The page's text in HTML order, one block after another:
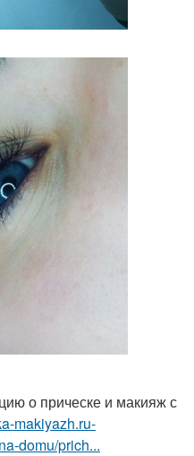
о прическе и макияж с
makiyazh.ru-
domu/prich...